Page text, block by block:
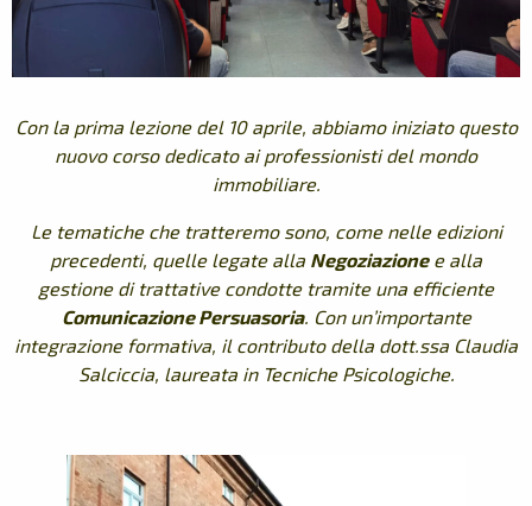
Con la prima lezione del 10 aprile, abbiamo iniziato questo
nuovo corso dedicato ai professionisti del mondo
immobiliare.
Le tematiche che tratteremo sono, come nelle edizioni
precedenti, quelle legate alla Negoziazionee alla
gestione di trattative condotte tramite una efficiente
Comunicazione Persuasoria. Con un’importante
integrazione formativa, il contributo della dott.ssa Claudia
Salciccia, laureata in Tecniche Psicologiche.